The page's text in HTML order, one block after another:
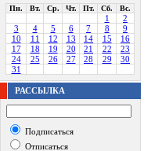
Пн. Вт. Ср. Чт. Пт. Сб. Вс.
1
2
3
4 5 6 7 8
9
10
11 12 13 14 15
16
17
18 19 20 21 22
23
24
25 26 27 28 29
30
31
РАССЫЛКА
Подписаться
Отписаться